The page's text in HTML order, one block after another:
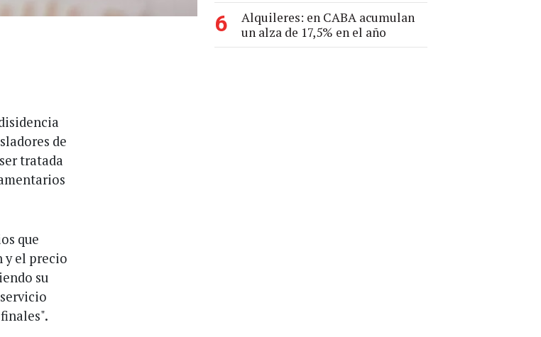
de
tratada
que
y el precio
su
6
Alquileres: en CABA acumulan
un alza de 17,5% en el año